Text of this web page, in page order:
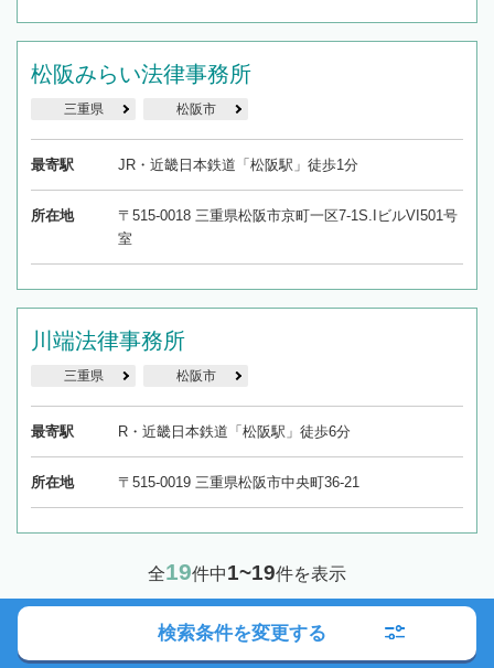
松阪みらい法律事務所
三重県 松阪市
最寄駅 JR・近畿日本鉄道「松阪駅」徒歩1分
所在地
〒515-0018 三重県松阪市京町一区7-1S.IビルVI501号
室
川端法律事務所
三重県 松阪市
最寄駅 R・近畿日本鉄道「松阪駅」徒歩6分
所在地 〒515-0019 三重県松阪市中央町36-21
全19件中1~19件を表示
1
検索条件を変更する